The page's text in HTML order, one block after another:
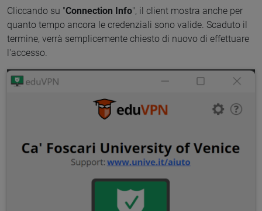
Cliccando su "Connection Info", il client mostra anche per
quanto tempo ancora le credenziali sono valide. Scaduto il
termine, verrà semplicemente chiesto di nuovo di effettuare
l'accesso.